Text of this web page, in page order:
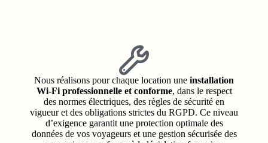
Nous réalisons pour chaque location une installation
Wi‑Fi professionnelle et conforme, dans le respect
des normes électriques, des règles de sécurité en
vigueur et des obligations strictes du RGPD. Ce niveau
d’exigence garantit une protection optimale des
données de vos voyageurs et une gestion sécurisée des